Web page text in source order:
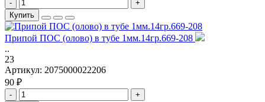
-
+
Купить
Припой ПОС (олово) в тубе 1мм.14гр.669-208
..
23
Артикул: 2075000022206
90 ₽
-
+